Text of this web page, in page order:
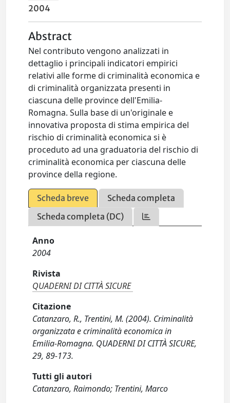
2004
Abstract
Nel contributo vengono analizzati in
dettaglio i principali indicatori empirici
relativi alle forme di criminalità economica e
di criminalità organizzata presenti in
ciascuna delle province dell'Emilia-
Romagna. Sulla base di un'originale e
innovativa proposta di stima empirica del
rischio di criminalità economica si è
proceduto ad una graduatoria del rischio di
criminalità economica per ciascuna delle
province della regione.
Scheda breve
Scheda completa
Scheda completa (DC)
Anno
2004
Rivista
QUADERNI DI CITTÀ SICURE
Citazione
Catanzaro, R., Trentini, M. (2004). Criminalità
organizzata e criminalità economica in
Emilia-Romagna. QUADERNI DI CITTÀ SICURE,
29, 89-173.
Tutti gli autori
Catanzaro, Raimondo; Trentini, Marco